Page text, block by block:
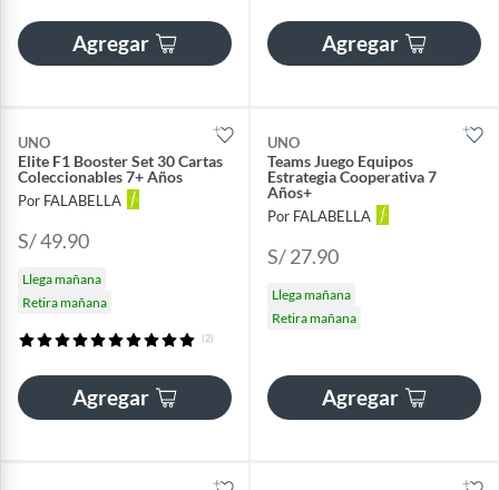
Agregar Agregar
UNO
Elite F1 Booster Set 30 Cartas
Coleccionables 7+ Años
Por FALABELLA
S/ 49.90
Llega mañana
Retira mañana
(2)
Agregar
UNO
Teams Juego Equipos
Estrategia Cooperativa 7
Años+
Por FALABELLA
S/ 27.90
Llega mañana
Retira mañana
Agregar